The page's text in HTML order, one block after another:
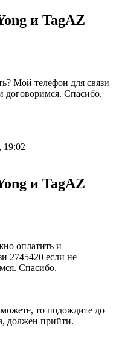
и TagAZ
Мой телефон для связи
договоримся. Спасибо.
19:02
и TagAZ
оплатить и
2745420 если не
Спасибо.
то подождите до
должен прийти.